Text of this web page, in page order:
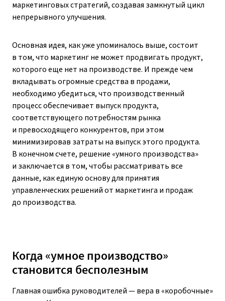
маркетинговых стратегий, создавая замкнутый цикл
непрерывного улучшения.
Основная идея, как уже упоминалось выше, состоит
в том, что маркетинг не может продвигать продукт,
которого еще нет на производстве. И прежде чем
вкладывать огромные средства в продажи,
необходимо убедиться, что производственный
процесс обеспечивает выпуск продукта,
соответствующего потребностям рынка
и превосходящего конкурентов, при этом
минимизировав затраты на выпуск этого продукта.
В конечном счете, решение «умного производства»
и заключается в том, чтобы рассматривать все
данные, как единую основу для принятия
управленческих решений от маркетинга и продаж
до производства.
Когда «умное производство»
становится бесполезным
Главная ошибка руководителей — вера в «коробочные»